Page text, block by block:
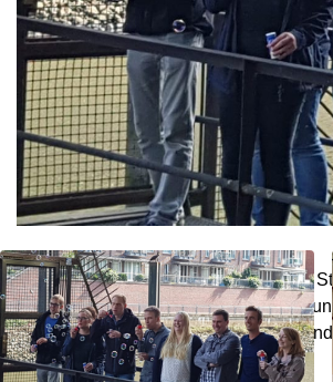
Die Vorbereitung einer BDZ – Jugend
Zeitpunkt werden in der nächsten
Veranstaltungen, Werbekampagnen